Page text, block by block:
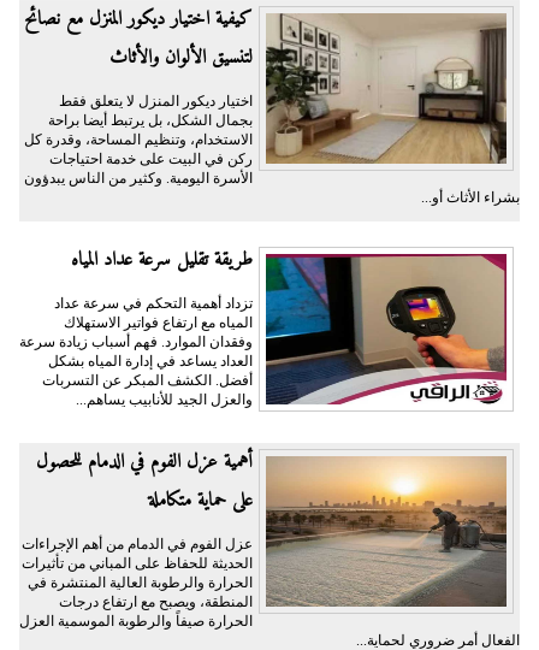
كيفية اختيار ديكور المنزل مع نصائح
لتنسيق الألوان والأثاث
اختيار ديكور المنزل لا يتعلق فقط
بجمال الشكل، بل يرتبط أيضا براحة
الاستخدام، وتنظيم المساحة، وقدرة كل
ركن في البيت على خدمة احتياجات
الأسرة اليومية. وكثير من الناس يبدؤون
بشراء الأثاث أو...
طريقة تقليل سرعة عداد المياه
تزداد أهمية التحكم في سرعة عداد
المياه مع ارتفاع فواتير الاستهلاك
وفقدان الموارد. فهم أسباب زيادة سرعة
العداد يساعد في إدارة المياه بشكل
أفضل. الكشف المبكر عن التسربات
والعزل الجيد للأنابيب يساهم...
أهمية عزل الفوم في الدمام للحصول
على حماية متكاملة
عزل الفوم في الدمام من أهم الإجراءات
الحديثة للحفاظ على المباني من تأثيرات
الحرارة والرطوبة العالية المنتشرة في
المنطقة، ويصبح مع ارتفاع درجات
الحرارة صيفاً والرطوبة الموسمية العزل
الفعال أمر ضروري لحماية...